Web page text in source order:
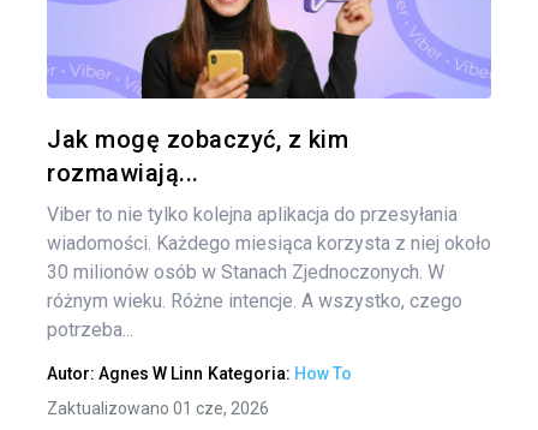
Jak mogę zobaczyć, z kim
rozmawiają...
Viber to nie tylko kolejna aplikacja do przesyłania
wiadomości. Każdego miesiąca korzysta z niej około
30 milionów osób w Stanach Zjednoczonych. W
różnym wieku. Różne intencje. A wszystko, czego
potrzeba...
Autor: Agnes W Linn Kategoria: How To
Zaktualizowano 01 cze, 2026